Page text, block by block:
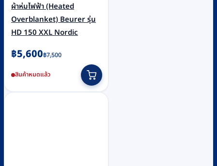
ผ้าห่มไฟฟ้า (Heated
Overblanket) Beurer รุ่น
HD 150 XXL Nordic
฿7,500
Original
was:
฿7,500.
฿5,600
Current
is:
฿5,600.
สินค้าหมดแล้ว